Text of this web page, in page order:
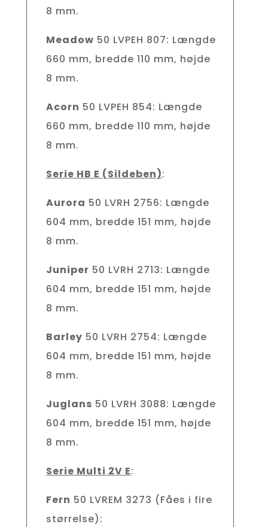
8 mm.
Meadow 50 LVPEH 807: Længde
660 mm, bredde 110 mm, højde
8 mm.
Acorn 50 LVPEH 854: Længde
660 mm, bredde 110 mm, højde
8 mm.
Serie HB E (Sildeben):
Aurora 50 LVRH 2756: Længde
604 mm, bredde 151 mm, højde
8 mm.
Juniper 50 LVRH 2713: Længde
604 mm, bredde 151 mm, højde
8 mm.
Barley 50 LVRH 2754: Længde
604 mm, bredde 151 mm, højde
8 mm.
Juglans 50 LVRH 3088: Længde
604 mm, bredde 151 mm, højde
8 mm.
Serie Multi 2V E:
Fern 50 LVREM 3273 (Fåes i fire
størrelse):